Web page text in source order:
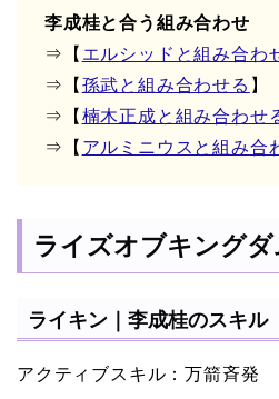
李成桂と合う組み合わせ
⇒【 エルシッドと組み合わ
⇒【 孫武と組み合わせる 】
⇒【 楠木正成と組み合わせ
⇒【 アルミニウスと組み合
ライズオブキング
ライキン｜李成桂のスキル
アクティブスキル：万箭斉発